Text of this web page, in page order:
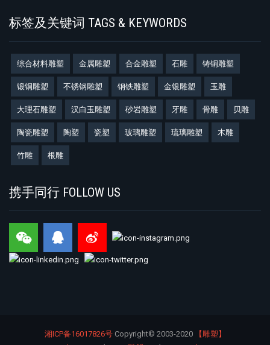
标签及关键词 TAGS & KEYWORDS
综合材料雕塑 金属雕塑 合金雕塑 石雕 铸铜雕塑
锻铜雕塑 不锈钢雕塑 钢铁雕塑 金银雕塑 玉雕
大理石雕塑 汉白玉雕塑 砂岩雕塑 牙雕 骨雕 贝雕
陶瓷雕塑 陶塑 瓷塑 玻璃雕塑 琉璃雕塑 木雕
竹雕 根雕
携手同行 FOLLOW US
湘ICP备16017826号Copyright© 2003-2020
【雕塑】